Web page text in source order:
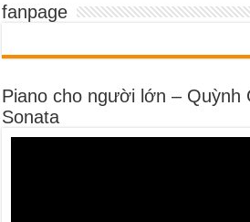
fanpage
Piano cho người lớn – Quỳnh
Sonata